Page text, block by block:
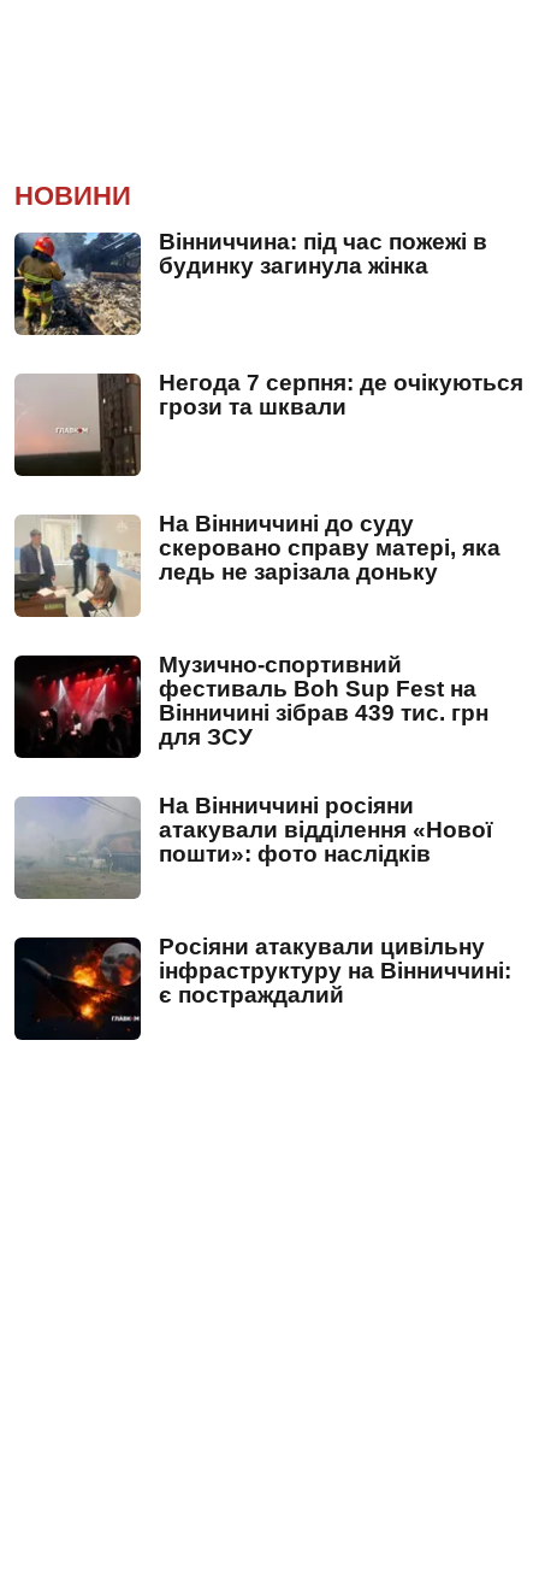
НОВИНИ
Вінниччина: під час пожежі в
будинку загинула жінка
Негода 7 серпня: де очікуються
грози та шквали
На Вінниччині до суду
скеровано справу матері, яка
ледь не зарізала доньку
Музично-спортивний
фестиваль Boh Sup Fest на
Вінничині зібрав 439 тис. грн
для ЗСУ
На Вінниччині росіяни
атакували відділення «Нової
пошти»: фото наслідків
Росіяни атакували цивільну
інфраструктуру на Вінниччині:
є постраждалий